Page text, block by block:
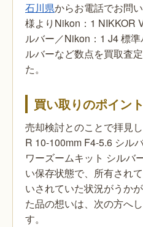
石川県からお電話でお問
様よりNikon：1 NIKKOR
ルバー／Nikon：1 J4 標
ルバーなど数点を買取査
た。
買い取りのポイント
売却検討とのことで拝見
R 10-100mm F4-5.6 シル
ワーズームキット シルバ
い保存状態で、所有され
いされていた状況がうか
た品の想いは、次の方へ
す。